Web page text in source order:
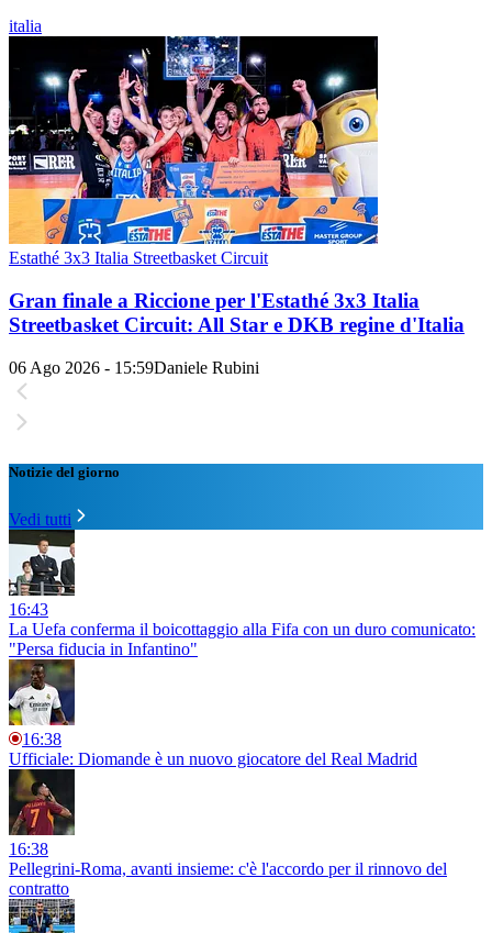
italia
Estathé 3x3 Italia Streetbasket Circuit
Gran finale a Riccione per l'Estathé 3x3 Italia
Streetbasket Circuit: All Star e DKB regine d'Italia
06 Ago 2026 - 15:59Daniele Rubini
Notizie del giorno
Vedi tutti
16:43
La Uefa conferma il boicottaggio alla Fifa con un duro comunicato:
"Persa fiducia in Infantino"
16:38
Ufficiale: Diomande è un nuovo giocatore del Real Madrid
16:38
Pellegrini-Roma, avanti insieme: c'è l'accordo per il rinnovo del
contratto